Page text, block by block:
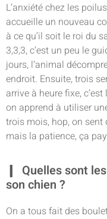
L’anxiété chez les
accueille un nouveau
à ce qu’il soit le roi du
3,3,3, c’est un peu le
jours, l’animal
endroit. Ensuite, trois
arrive à heure fixe,
on apprend à utiliser
trois mois, hop, on sent
mais la patience, ça
Quelles sont
son chien ?
On a tous fait des